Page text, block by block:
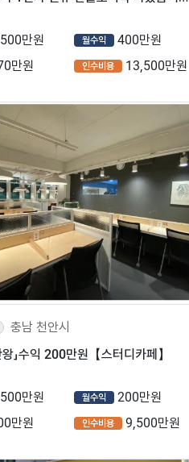
만원 월수익 400만원
만원 인수비용 13,500만원
충남 천안시
왕」수익 200만원【스터디카페】
만원 월수익 200만원
만원 인수비용 9,500만원